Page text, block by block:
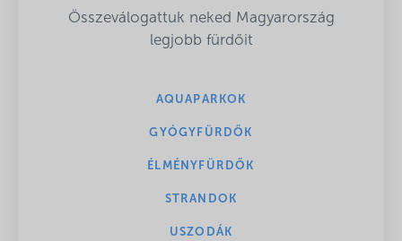
Összeválogattuk neked Magyarország
legjobb fürdőit
AQUAPARKOK
GYÓGYFÜRDŐK
ÉLMÉNYFÜRDŐK
STRANDOK
USZODÁK